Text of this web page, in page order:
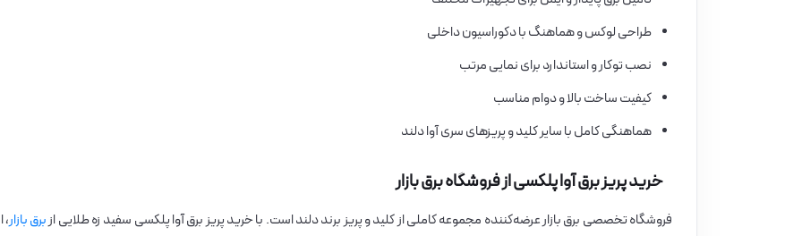
طراحی لوکس و هماهنگ با دکوراسیون داخلی
نصب توکار و استاندارد برای نمایی مرتب
کیفیت ساخت بالا و دوام مناسب
هماهنگی کامل با سایر کلید و پریزهای سری آوا دلند
خرید پریز برق آوا پلکسی از فروشگاه برق بازار
فروشگاه تخصصی برق بازار عرضه‌کننده مجموعه کاملی از کلید و پریز برند دلند است. با خرید پریز برق آوا پلکسی سفید زه طلایی ازبرق بازار،